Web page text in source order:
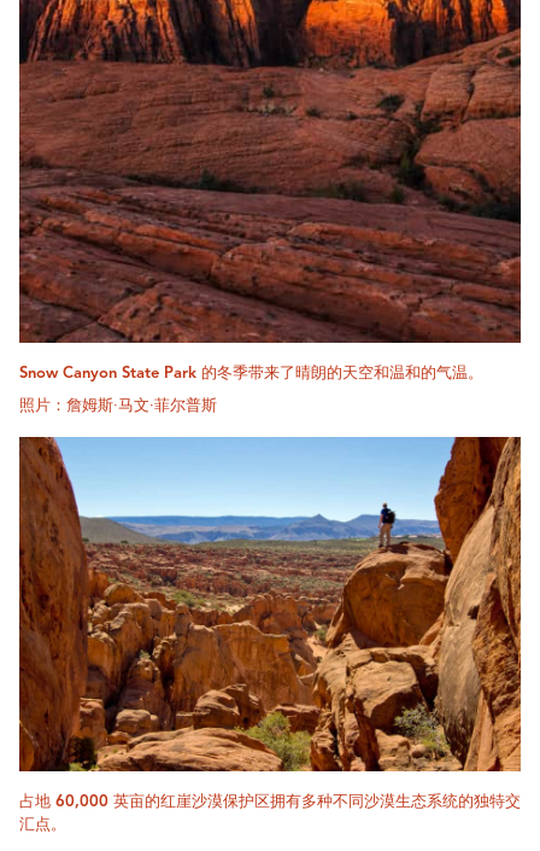
Snow Canyon State Park 的冬季带来了晴朗的天空和温和的气温。
照片：詹姆斯·马文·菲尔普斯
占地 60,000 英亩的红崖沙漠保护区拥有多种不同沙漠生态系统的独特交
汇点。